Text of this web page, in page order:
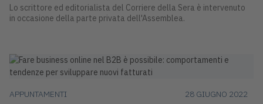
Lo scrittore ed editorialista del Corriere della Sera è intervenuto
in occasione della parte privata dell'Assemblea.
APPUNTAMENTI 28 GIUGNO 2022